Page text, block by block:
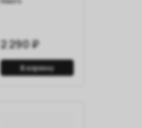
2 290 ₽
В корзину